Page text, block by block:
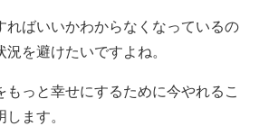
ればいいかわからなくなっているの
を避けたいですよね。
もっと幸せにするために今やれるこ
ます。